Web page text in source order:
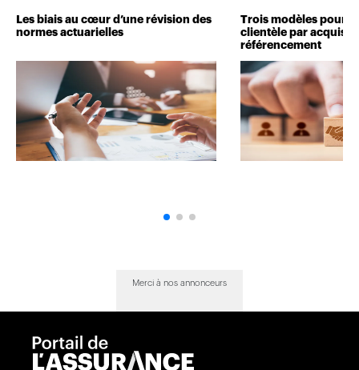
Les biais au cœur d’une révision des
normes actuarielles
Trois modèles pour
clientèle par
référencement
Merci à nos annonceurs